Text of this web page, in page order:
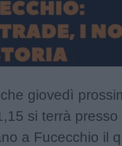
giovedì
si terrà
a Fucecchio il